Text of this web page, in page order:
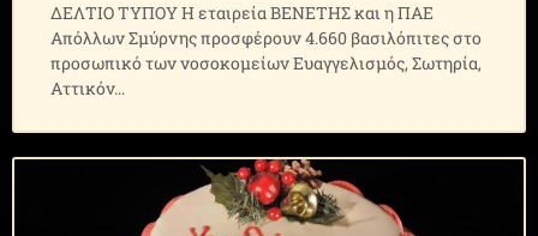
ΔΕΛΤΙΟ ΤΥΠΟΥ Η εταιρεία ΒΕΝΕΤΗΣ και η ΠΑΕ
Απόλλων Σμύρνης προσφέρουν 4.660 βασιλόπιτες στο
προσωπικό των νοσοκομείων Ευαγγελισμός, Σωτηρία,
Αττικόν